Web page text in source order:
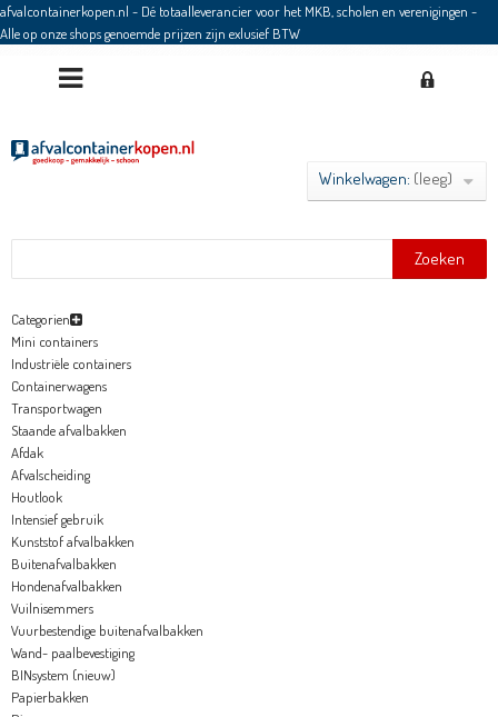
afvalcontainerkopen.nl - Dé totaalleverancier voor het MKB, scholen en verenigingen -
Alle op onze shops genoemde prijzen zijn exlusief BTW
Zoeken
Winkelwagen: (leeg)
Categorien
Mini containers
Industriële containers
Containerwagens
Transportwagen
Staande afvalbakken
Afdak
Afvalscheiding
Houtlook
Intensief gebruik
Kunststof afvalbakken
Buitenafvalbakken
Hondenafvalbakken
Vuilnisemmers
Vuurbestendige buitenafvalbakken
Wand- paalbevestiging
BINsystem (nieuw)
Papierbakken